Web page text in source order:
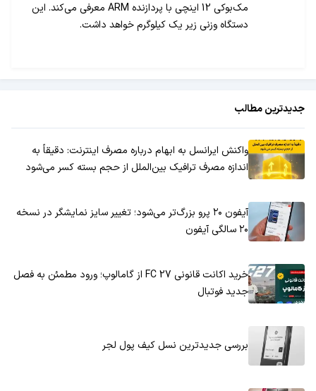
مک‌بوکی 12 اینچی با پردازنده ARM معرفی می‌کند. این
دستگاه وزنی زیر یک کیلوگرم خواهد داشت.
جدیدترین مطالب
واکنش ایرانسل به ابهام درباره مصرف اینترنت: دقیقاً به
اندازه مصرف ترافیک بین‌الملل از حجم بسته کسر می‌شود
آیفون ۲۰ پرو بزرگ‌تر می‌شود؛ تغییر سایز نمایشگر در نسخه
۲۰ سالگی آیفون
خرید اکانت قانونی FC 27 از گامالوپ؛ ورود مطمئن به فصل
جدید فوتبال
بررسی جدیدترین نسل کیف پول لجر